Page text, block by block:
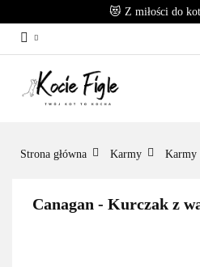
😻 Z miłości do
Strona główna Karmy Karmy
Canagan - Kurczak z